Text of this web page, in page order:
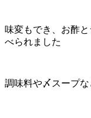
味変もでき、お酢
べられました
調味料や〆スープ